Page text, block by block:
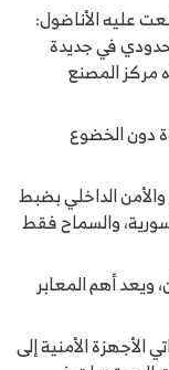
عليه الأناضول:
في جديدة
مركز المصنع
دون الخضوع
الداخلي بضبط
والسماح فقط
ويعد أهم المعابر
الأجهزة الأمنية إلى